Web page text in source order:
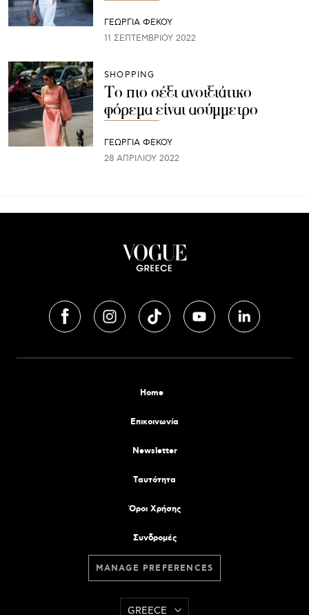
ΓΕΩΡΓΙΑ ΦΕΚΟΥ
11 ΣΕΠΤΕΜΒΡΊΟΥ 2022
SHOPPING
Το πιο σέξι ανοιξιάτικο
φόρεμα είναι ασύμμετρο
ΓΕΩΡΓΙΑ ΦΕΚΟΥ
28 ΑΠΡΙΛΊΟΥ 2022
Home
Επικοινωνία
Newsletter
Tαυτότητα
Όροι Χρήσης
Συνδρομές
MANAGE PREFERENCES
GREECE